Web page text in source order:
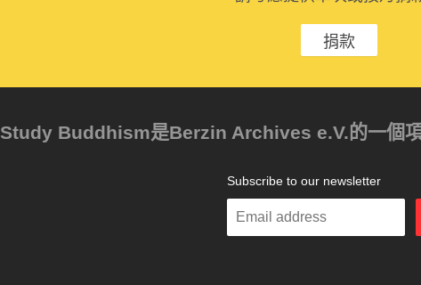
捐款
Study Buddhism是Berzin Archives e.V.的一個項
Subscribe to our newsletter
Enter